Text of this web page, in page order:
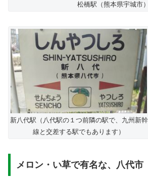
松橋駅（熊本県宇城市）
新八代駅（八代駅の１つ前隣の駅で、九州新幹
線と交差する駅でもあります）
メロン・い草で有名な、八代市